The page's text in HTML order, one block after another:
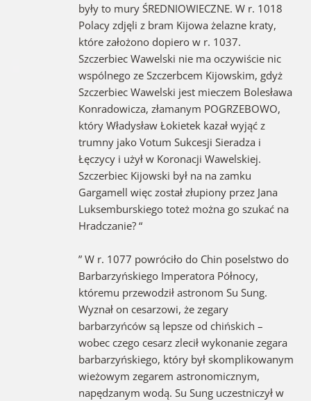
były to mury ŚREDNIOWIECZNE. W r. 1018
Polacy zdjęli z bram Kijowa żelazne kraty,
które założono dopiero w r. 1037.
Szczerbiec Wawelski nie ma oczywiście nic
wspólnego ze Szczerbcem Kijowskim, gdyż
Szczerbiec Wawelski jest mieczem Bolesława
Konradowicza, złamanym POGRZEBOWO,
który Władysław Łokietek kazał wyjąć z
trumny jako Votum Sukcesji Sieradza i
Łęczycy i użył w Koronacji Wawelskiej.
Szczerbiec Kijowski był na na zamku
Gargamell więc został złupiony przez Jana
Luksemburskiego toteż można go szukać na
Hradczanie? “
” W r. 1077 powróciło do Chin poselstwo do
Barbarzyńskiego Imperatora Północy,
któremu przewodził astronom Su Sung.
Wyznał on cesarzowi, że zegary
barbarzyńców są lepsze od chińskich –
wobec czego cesarz zlecił wykonanie zegara
barbarzyńskiego, który był skomplikowanym
wieżowym zegarem astronomicznym,
napędzanym wodą. Su Sung uczestniczył w